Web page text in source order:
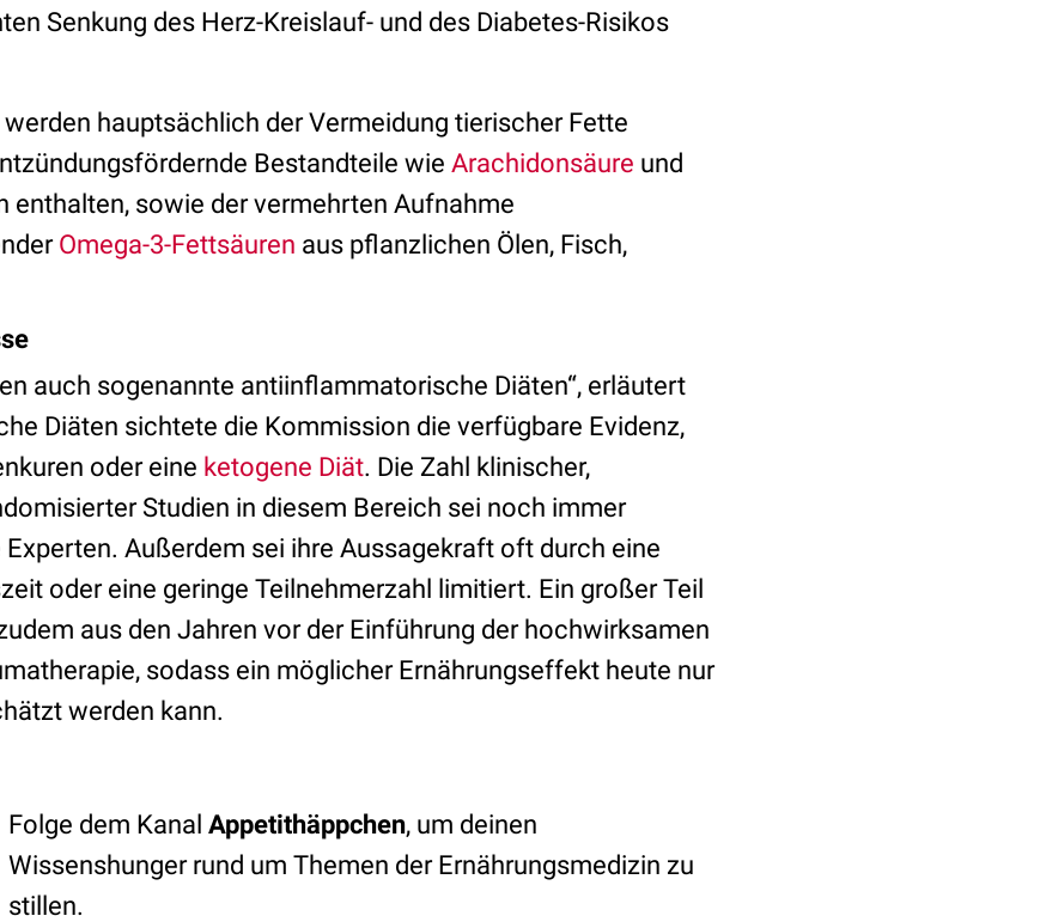
Senkung des Herz-Kreislauf- und des Diabetes-Risikos
hauptsächlich der Vermeidung tierischer Fette
Bestandteile wie Arachidonsäure und
enthalten, sowie der vermehrten Aufnahme
Omega-3-Fettsäuren aus pflanzlichen Ölen, Fisch,
auch sogenannte antiinflammatorische Diäten“, erläutert
Diäten sichtete die Kommission die verfügbare Evidenz,
oder eine ketogene Diät. Die Zahl klinischer,
Studien in diesem Bereich sei noch immer
Experten. Außerdem sei ihre Aussagekraft oft durch eine
oder eine geringe Teilnehmerzahl limitiert. Ein großer Teil
aus den Jahren vor der Einführung der hochwirksamen
sodass ein möglicher Ernährungseffekt heute nur
werden kann.
Folge dem Kanal Appetithäppchen, um deinen
Wissenshunger rund um Themen der Ernährungsmedizin zu
stillen.